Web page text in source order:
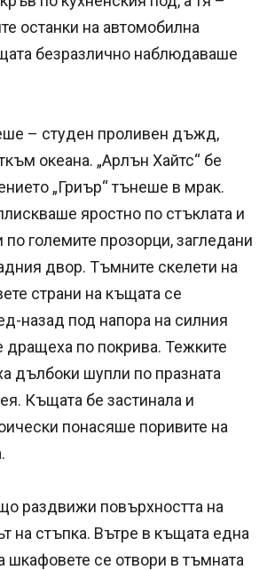
останки на автомобилна
безразлично наблюдаваше
– студен проливен дъжд,
океана. „Арлън Хайтс“ бе
„Гриър“ тънеше в мрак.
яростно по стъклата и
големите прозорци, загледани
двор. Тъмните скелети на
страни на къщата се
назад под напора на силния
дращеха по покрива. Тежките
дълбоки шупли по празната
Къщата бе застинала и
понасяше поривите на
раздвижи повърхността на
на стъпка. Вътре в къщата една
шкафовете се отвори в тъмната